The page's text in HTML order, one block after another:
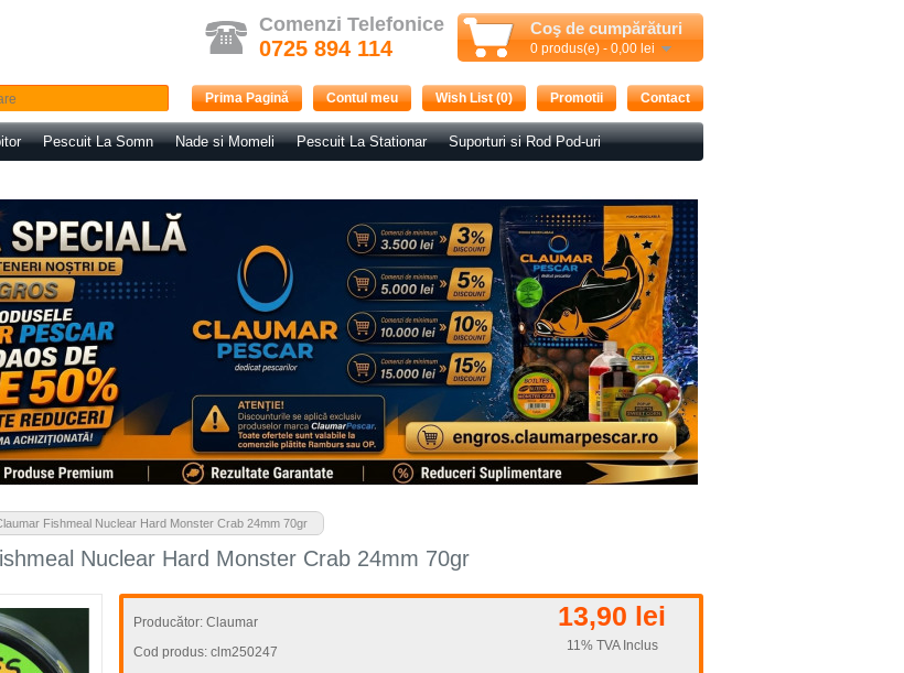
Comenzi Telefonice
0725 894 114
Coş de cumpărături
0 produs(e) - 0,00 lei
Contact
Promotii
Wish List (0)
Contul meu
Prima Pagină
Pescuit La Somn Nade si Momeli Pescuit La Stationar Suporturi si Rod Pod-uri
Fishmeal Nuclear Hard Monster Crab 24mm 70gr
Nuclear Hard Monster Crab 24mm 70gr
Producător: Claumar
Cod produs: clm250247
13,90 lei
11% TVA Inclus